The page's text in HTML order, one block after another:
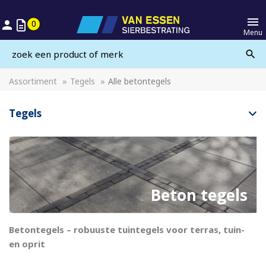
 0 
Menu

Assortiment » Tegels » Alle betontegels
Tegels
Beton tegels
Betontegels – robuuste tuintegels voor terras, tuin-
en oprit